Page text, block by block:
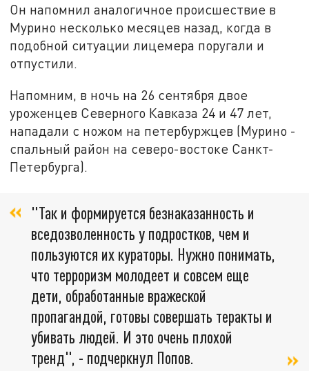
Он напомнил аналогичное происшествие в
Мурино несколько месяцев назад, когда в
подобной ситуации лицемера поругали и
отпустили.
Напомним, в ночь на 26 сентября двое
уроженцев Северного Кавказа 24 и 47 лет,
нападали с ножом на петербуржцев (Мурино -
спальный район на северо-востоке Санкт-
Петербурга).
"Так и формируется безнаказанность и
вседозволенность у подростков, чем и
пользуются их кураторы. Нужно понимать,
что терроризм молодеет и совсем еще
дети, обработанные вражеской
пропагандой, готовы совершать теракты и
убивать людей. И это очень плохой
тренд", - подчеркнул Попов.